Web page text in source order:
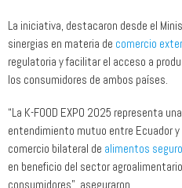
La iniciativa, destacaron desde el
sinergias en materia de comercio
regulatoria y facilitar el acceso a
los consumidores de ambos países.
“La K-FOOD EXPO 2025 representa
entendimiento mutuo entre Ecuador y
comercio bilateral de alimentos
en beneficio del sector
consumidores”, aseguraron.